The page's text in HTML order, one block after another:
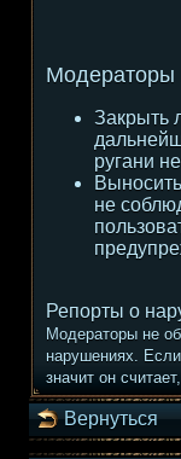
Модераторы
Закрыть
ругани
не
Репорты о
Модераторы не
нарушениях.
значит он
Вернуться